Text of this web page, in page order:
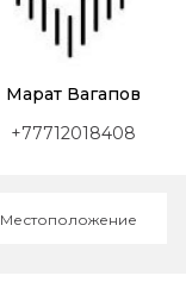
Марат Вагапов
+77712018408
Местоположение